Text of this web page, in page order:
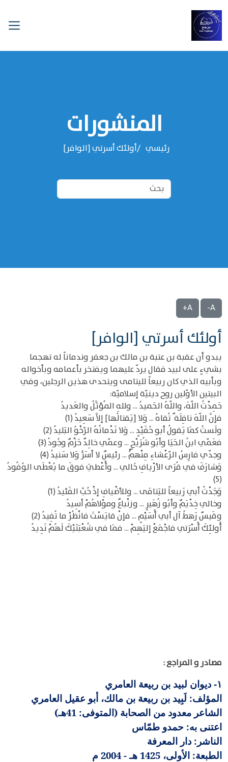
المنشورات
رئيسي أولئك أسرتي [الوافر]
A-
A+
أولئك أسرتي [الوافر]
يبدو أن عقبة بن عتبة بن مالك بن جعفر وندماناً له تهجما
بشيءٍ على لبيد فقال يردّ عليهما ويفتخر بأعمامه وبأخواله
وبأبيه الذي كان ربيعاً لليتامى ويتحدى هذين الرجلين، وفي
البيتين الأوّلين روح دينيّة إسلاميّة:
حَمِدْتُ اللّهَ، واللّهُ الحَميدُ ... وللهِ المُؤثَّلُ والعَديدُ
فإنَّ اللّهَ نافِلَة ٌ تُقاهُ ... وَلا [يَقتالُها] إلاَّ سَعِيدُ (1)
ولَستُ كمَا يَقولُ أبو حُفَيْدٍ ... وَلا نَدْمانُهُ الرِّخْوُ البَليدُ (2)
فعَمّي ابنُ الحَيَا وأبُو شُرَيْحٍ ... وعمّي خالِدٌ حَزْمٌ وجُودُ (3)
وجدّي فارِسُ الرّعْشاءِ مِنْهمُْ ... رئيسٌ لا أسَرُّ وَلا سَنيدُ (4)
وَشارَفَ في قُرَى الأرْيافِ خَالي ... وأُعْطيَ فوقَ ما يُعْطَى الوُفُودُ
(5)
وَجَدْتُ أبي رَبيعاً لليَتامَى ... وللأضْيافِ إذْ حُبَّ الفَئيدُ (1)
وخالي خِدْيَمٌ وأبُو زُهَيرٍ ... وزنْباعٌ وموْلاهُمْ أسِيدُ
وقَيسٌ رَهطُ آل أبي أُسَيْمٍ ... فإنْ قايَسْتَ فانْظُرْ ما تُفِيدُ (2)
أُولئِكَ أُسْرَتي فاجْمَعْ إليَهِمْ ... فمَا في شُعْبَتَيْكَ لَهُمْ نَدِيدُ
مصادر و المراجع :
١-
ديوان لبيد بن ربيعة العامري
المؤلف: لَبِيد بن ربيعة بن مالك، أبو عقيل العامري
الشاعر معدود من الصحابة (المتوفى: 41هـ)
اعتنى به: حمدو طمّاس
الناشر: دار المعرفة
الطبعة: الأولى، 1425 هـ - 2004 م